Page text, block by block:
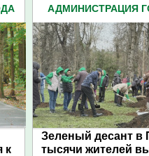
к
АДМИНИСТРАЦИЯ
Зеленый десант в
тысячи жителей